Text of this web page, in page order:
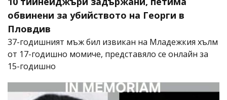
обвинени за убийството на Георги в
Пловдив
37-годишният мъж бил извикан на Младежкия хълм
от 17-годишно момиче, представяло се онлайн за
15-годишно